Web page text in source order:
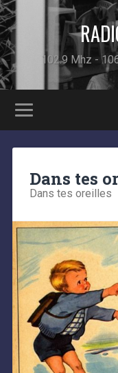
102.9 Mhz -
Dans tes
Dans tes oreilles